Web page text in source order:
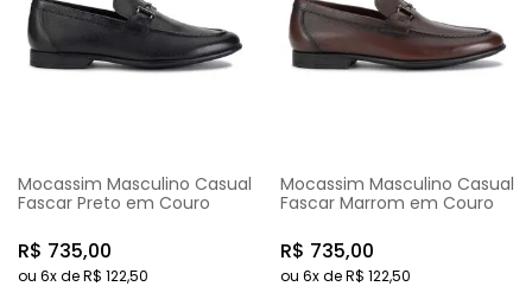
Mocassim Masculino Casual
Fascar Preto em Couro
R$ 735,00
ou 6x deR$ 122,50
Mocassim Masculino Casual
Fascar Marrom em Couro
R$ 735,00
ou 6x deR$ 122,50